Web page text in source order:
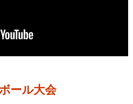
ール大会